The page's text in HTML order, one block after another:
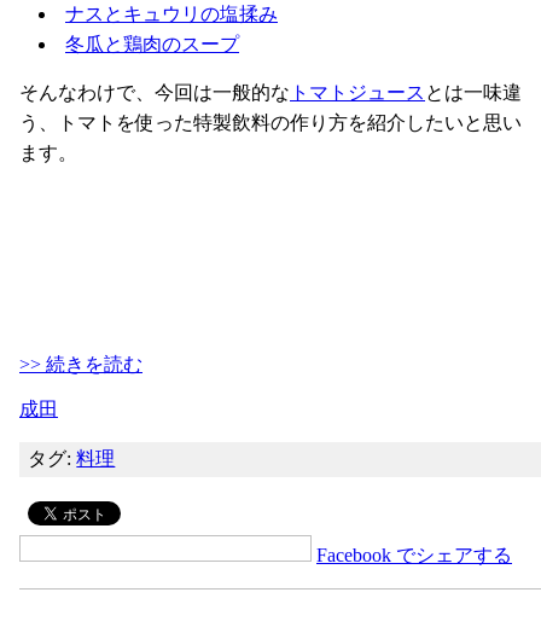
ナスとキュウリの塩揉み
冬瓜と鶏肉のスープ
そんなわけで、今回は一般的な トマトジュース とは一味違
う、トマトを使った特製飲料の作り方を紹介したいと思い
ます。
>> 続きを読む
成田
タグ:料理
Facebook でシェアする